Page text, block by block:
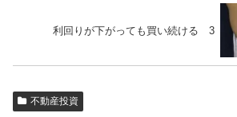
利回りが下がっても買い続ける 3
不動産投資